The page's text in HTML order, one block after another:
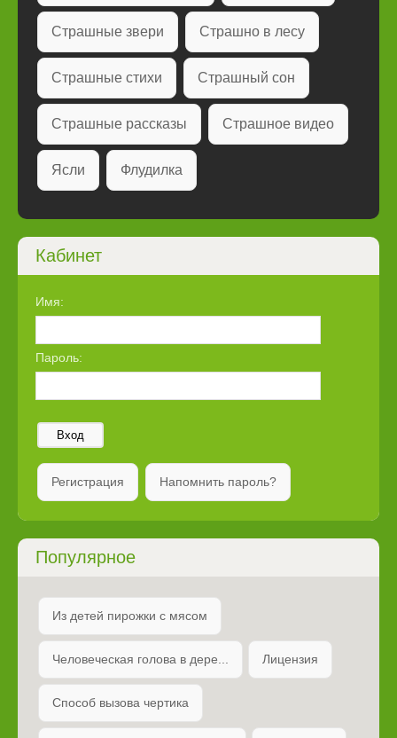
Страшные звери Страшно в лесу
Страшные стихи Страшный сон
Страшные рассказы Страшное видео
Ясли Флудилка
Кабинет
Имя:
Пароль:
Вход
Регистрация Напомнить пароль?
Популярное
Из детей пирожки с мясом
Человеческая голова в дере... Лицензия
Способ вызова чертика